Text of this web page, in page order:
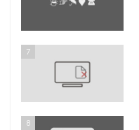
7
8